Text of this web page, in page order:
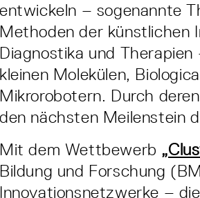
entwickeln – sogenannte
Methoden der künstlichen
Diagnostika und
kleinen Molekülen,
Mikrorobotern. Durch
den nächsten Meilenstein
Mit dem Wettbewerb
Bildung und Forschung
Innovationsnetzwerke –